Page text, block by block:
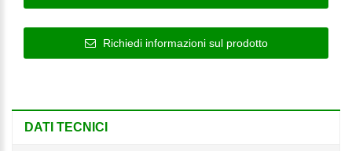
Richiedi informazioni sul prodotto
DATI TECNICI